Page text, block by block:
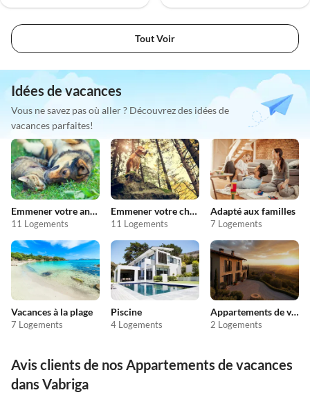
Tout Voir
Idées de vacances
Vous ne savez pas où aller ? Découvrez des idées de
vacances parfaites!
Emmener votre animal en vacances
11 Logements
Emmener votre chien en vacances
11 Logements
Adapté aux familles
7 Logements
Vacances à la plage
7 Logements
Piscine
4 Logements
Appartements de vacances pas chers
2 Logements
Avis clients de nos Appartements de vacances
dans Vabriga